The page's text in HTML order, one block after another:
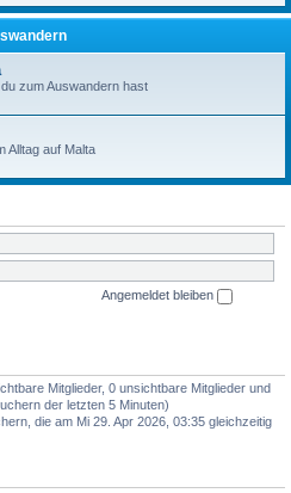
zum Auswandern hast
Alltag auf Malta
Angemeldet bleiben
Mitglieder, 0 unsichtbare Mitglieder und
der letzten 5 Minuten)
die am Mi 29. Apr 2026, 03:35 gleichzeitig